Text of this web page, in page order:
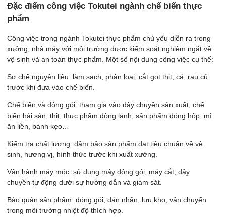
Đặc điểm công việc Tokutei ngành chế biến thực
phẩm
Công việc trong ngành Tokutei thực phẩm chủ yếu diễn ra trong
xưởng, nhà máy với môi trường được kiểm soát nghiêm ngặt về
vệ sinh và an toàn thực phẩm. Một số nội dung công việc cụ thể:
Sơ chế nguyên liệu: làm sạch, phân loại, cắt gọt thịt, cá, rau củ
trước khi đưa vào chế biến.
Chế biến và đóng gói: tham gia vào dây chuyền sản xuất, chế
biến hải sản, thịt, thực phẩm đông lạnh, sản phẩm đóng hộp, mì
ăn liền, bánh kẹo…
Kiểm tra chất lượng: đảm bảo sản phẩm đạt tiêu chuẩn về vệ
sinh, hương vị, hình thức trước khi xuất xưởng.
Vận hành máy móc: sử dụng máy đóng gói, máy cắt, dây
chuyền tự động dưới sự hướng dẫn và giám sát.
Bảo quản sản phẩm: đóng gói, dán nhãn, lưu kho, vận chuyển
trong môi trường nhiệt độ thích hợp.